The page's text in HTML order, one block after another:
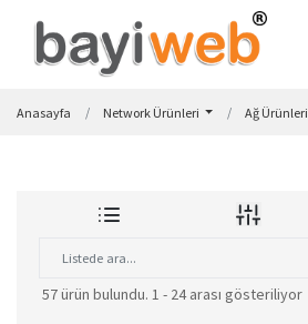
Anasayfa Network Ürünleri Ağ Ürünleri
57 ürün bulundu. 1 - 24 arası gösteriliyor